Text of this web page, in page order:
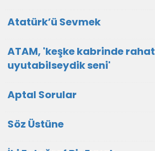
Atatürk’ü Sevmek
ATAM, 'keşke kabrinde rahat
uyutabilseydik seni'
Aptal Sorular
Söz Üstüne